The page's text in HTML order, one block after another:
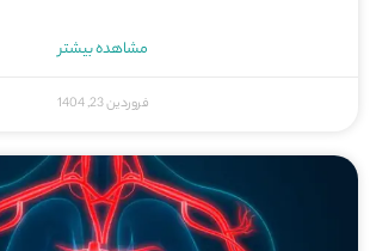
مشاهده بیشتر
فروردین 23, 1404